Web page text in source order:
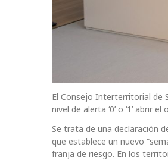
El Consejo Interterritorial de
nivel de alerta ‘0’ o ‘1’ abrir
Se trata de una declaración
que establece un nuevo
franja de riesgo. En los